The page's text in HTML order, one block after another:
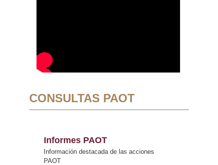
CONSULTAS PAOT
Informes PAOT
Información destacada de las acciones
PAOT